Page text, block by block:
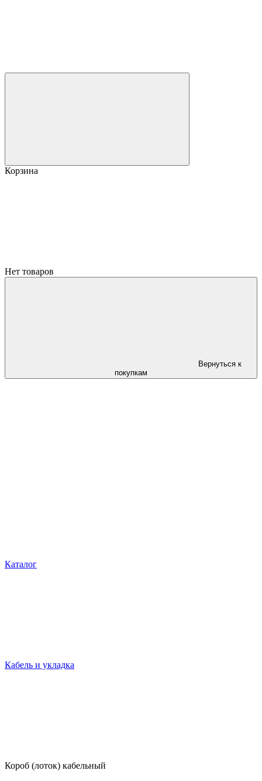
Корзина
Нет товаров
Вернуться к
покупкам
Каталог
Кабель и укладка
Короб (лоток) кабельный